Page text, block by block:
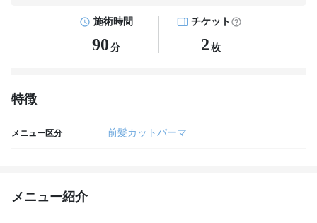
施術時間
90 分
チケット
2 枚
特徴
メニュー区分 前髪カットパーマ
メニュー紹介